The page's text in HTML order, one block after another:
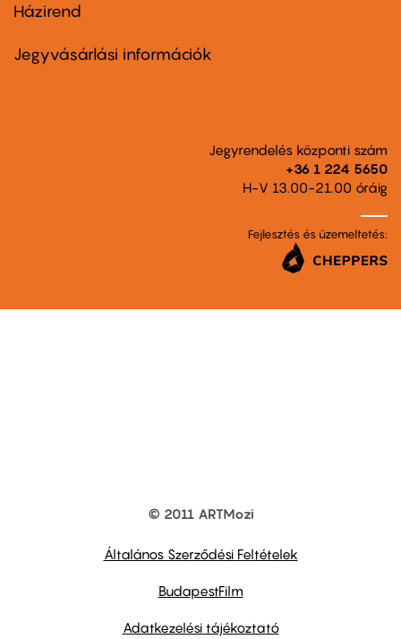
Footer
second
Házirend
Jegyvásárlási információk
Jegyrendelés központi szám
+36 1 224 5650
H-V 13.00-21.00 óráig
Fejlesztés és üzemeltetés:
© 2011 ARTMozi
Általános Szerződési Feltételek
BudapestFilm
Adatkezelési tájékoztató